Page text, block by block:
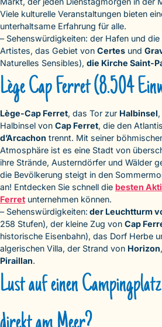
Viele kulturelle Veranstaltungen bieten
unterhaltsame Erfahrung für alle.
– Sehenswürdigkeiten: der Hafen und die
Artistes, das Gebiet von Certes und
Naturelles Sensibles), die Kirche Saint-
Lège Cap Ferret (8.504
Lège-Cap Ferret, das Tor zur Halbinsel
Halbinsel von Cap Ferret, die den
d’Arcachon trennt. Mit seiner
Atmosphäre ist es eine Stadt von
ihre Strände, Austerndörfer und Wälder
die Bevölkerung steigt in den
an! Entdecken Sie schnell die besten
Ferret unternehmen können.
– Sehenswürdigkeiten: der Leuchtturm
258 Stufen), der kleine Zug von Cap
historische Eisenbahn), das Dorf Herbe
algerischen Villa, der Strand von Horizon
Piraillan.
Lust auf einen